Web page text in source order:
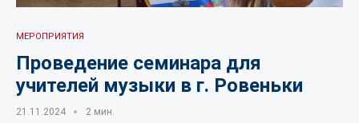
МЕРОПРИЯТИЯ
Проведение семинара для
учителей музыки в г. Ровеньки
21.11.2024 2 мин.